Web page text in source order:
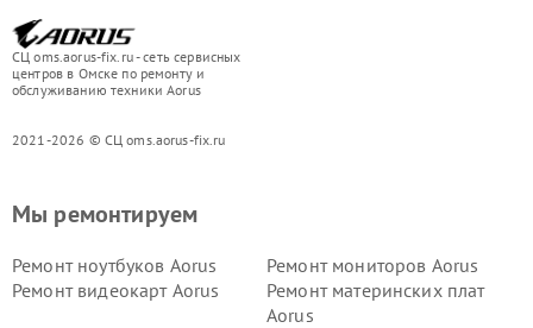
СЦ oms.aorus-fix.ru - сеть сервисных
центров в Омске по ремонту и
обслуживанию техники Aorus
2021-2026 © СЦ oms.aorus-fix.ru
Мы ремонтируем
Ремонт ноутбуков Aorus
Ремонт мониторов Aorus
Ремонт видеокарт Aorus
Ремонт материнских плат
Aorus